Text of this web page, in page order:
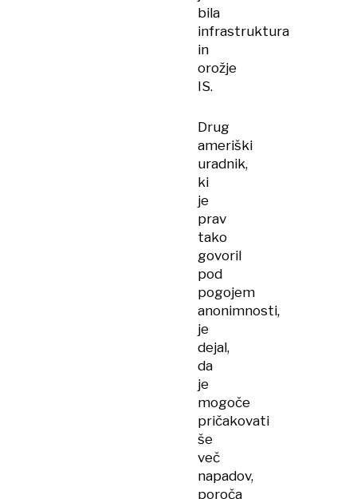
bila
infrastruktura
in
orožje
IS.
Drug
ameriški
uradnik,
ki
je
prav
tako
govoril
pod
pogojem
anonimnosti,
je
dejal,
da
je
mogoče
pričakovati
še
več
napadov,
poroča